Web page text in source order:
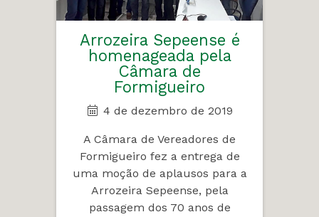
Arrozeira Sepeense é
homenageada pela
Câmara de
Formigueiro
4 de dezembro de 2019
A Câmara de Vereadores de
Formigueiro fez a entrega de
uma moção de aplausos para a
Arrozeira Sepeense, pela
passagem dos 70 anos de